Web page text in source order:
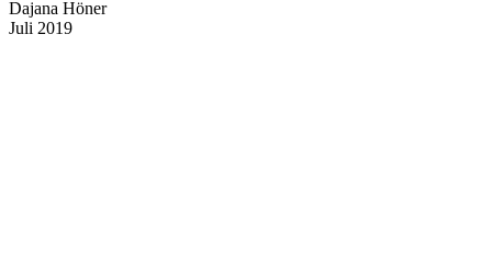
Dajana Höner
Juli 2019